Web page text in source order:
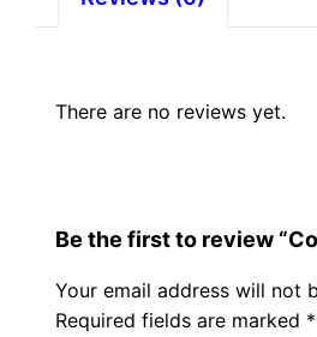
There are no reviews yet.
Be the first to review
Your email address will not
Required fields are marked *